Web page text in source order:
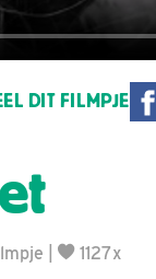
DIT FILMPJE
1127x